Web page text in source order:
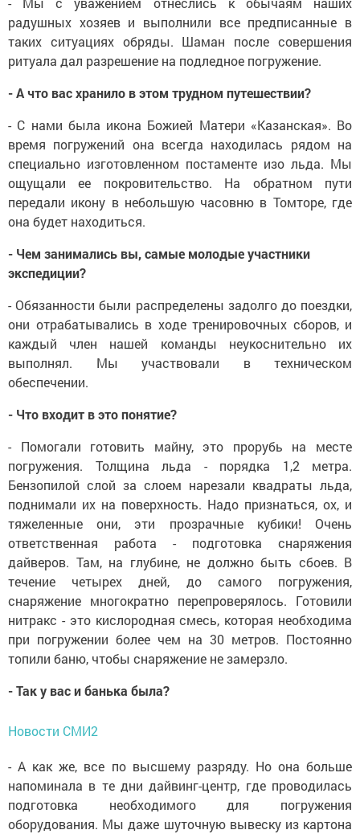
радушных хозяев и выполнили все предписанные в
таких ситуациях обряды. Шаман после совершения
ритуала дал разрешение на подледное погружение.
- А что вас хранило в этом трудном путешествии?
- С нами была икона Божией Матери «Казанская». Во
время погружений она всегда находилась рядом на
специально изготовленном постаменте изо льда. Мы
ощущали ее покровительство. На обратном пути
передали икону в небольшую часовню в Томторе, где
она будет находиться.
- Чем занимались вы, самые молодые участники
экспедиции?
- Обязанности были распределены задолго до поезд­ки,
они отрабатывались в ходе тренировочных сборов, и
каждый член нашей команды неукоснительно их
выполнял. Мы участвовали в техническом
обеспечении.
- Что входит в это понятие?
- Помогали готовить майну, это прорубь на мес­те
погружения. Толщина льда - порядка 1,2 метра.
Бензопилой слой за слоем нарезали квадраты льда,
поднимали их на поверхность. Надо признаться, ох, и
тяжеленные они, эти прозрачные кубики! Очень
ответственная работа - подготовка снаряжения
дайверов. Там, на глубине, не должно быть сбоев. В
течение четырех дней, до самого погружения,
снаряжение многократно пере­проверялось. Готовили
нитракс - это кислородная смесь, которая необходима
при погружении более чем на 30 метров. Постоянно
топили баню, чтобы снаряжение не замерзло.
- Так у вас и банька была?
Новости СМИ2
- А как же, все по высшему разряду. Но она больше
напоминала в те дни дайвинг-центр, где проводилась
подготовка необходимого для погружения
оборудования. Мы даже шуточную вывеску из картона